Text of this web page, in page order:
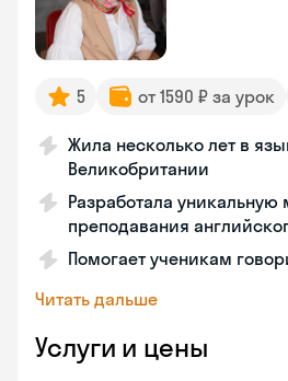
5 от 1590 ₽ за урок
Жила несколько лет в
Великобритании
Разработала уникальную
преподавания
Помогает ученикам
Читать дальше
Услуги и цены